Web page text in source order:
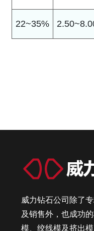
22~35%
威力钻石公司除了
及销售外，也成功
模、绞线模及挤出